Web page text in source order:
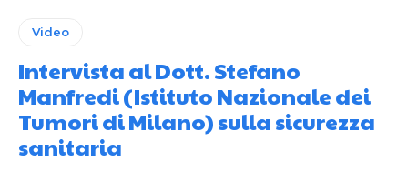
Video
Intervista al Dott. Stefano
Manfredi (Istituto Nazionale dei
Tumori di Milano) sulla sicurezza
sanitaria